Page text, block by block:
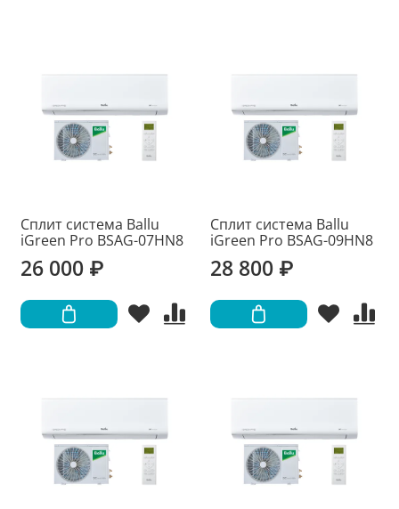
Сплит система Ballu
iGreen Pro BSAG-07HN8
26 000 ₽
Сплит система Ballu
iGreen Pro BSAG-09HN8
28 800 ₽